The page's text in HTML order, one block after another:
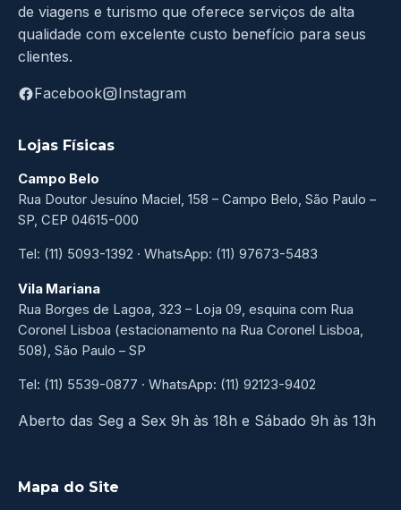
de viagens e turismo que oferece serviços de alta
qualidade com excelente custo benefício para seus
clientes.
Facebook Instagram
Lojas Físicas
Campo Belo
Rua Doutor Jesuíno Maciel, 158 – Campo Belo, São Paulo –
SP, CEP 04615-000
Tel: (11) 5093-1392 · WhatsApp: (11) 97673-5483
Vila Mariana
Rua Borges de Lagoa, 323 – Loja 09, esquina com Rua
Coronel Lisboa (estacionamento na Rua Coronel Lisboa,
508), São Paulo – SP
Tel: (11) 5539-0877 · WhatsApp: (11) 92123-9402
Aberto das Seg a Sex 9h às 18h e Sábado 9h às 13h
Mapa do Site